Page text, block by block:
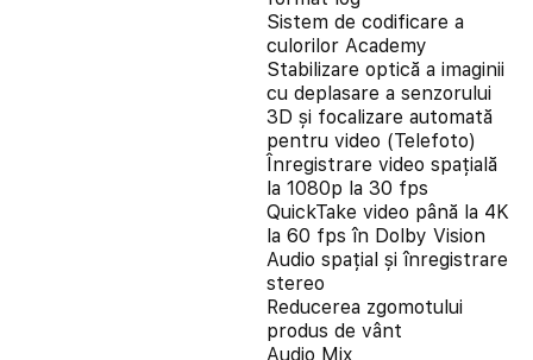
Sistem de codificare a
culorilor Academy
Stabilizare optică a imaginii
cu deplasare a senzorului
3D și focalizare automată
pentru video (Telefoto)
Înregistrare video spațială
la 1080p la 30 fps
QuickTake video până la 4K
la 60 fps în Dolby Vision
Audio spațial și înregistrare
stereo
Reducerea zgomotului
produs de vânt
Audio Mix